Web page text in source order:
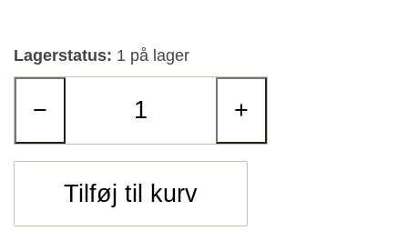
Lagerstatus: 1 på lager
− +
Tilføj til kurv